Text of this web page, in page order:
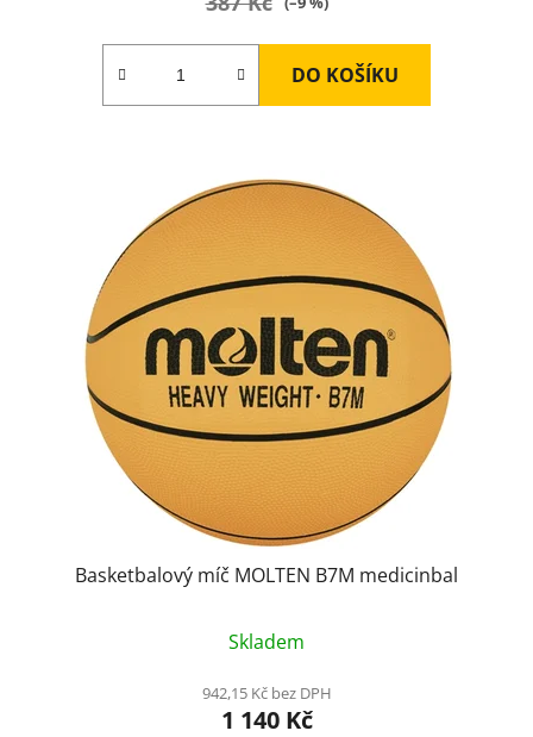
DO KOŠÍKU
Basketbalový míč MOLTEN B7M medicinbal
Skladem
942,15 Kč bez DPH
1 140 Kč